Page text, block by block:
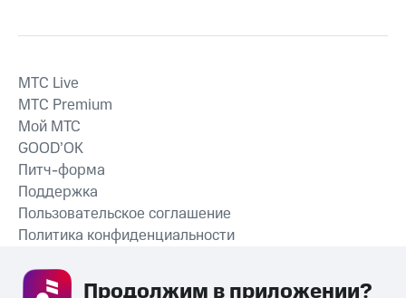
СКАЧАТЬ ПРИЛОЖЕНИЕ
MTС Live
MTС Premium
Мой МТС
GOOD’OK
Питч-форма
Поддержка
Пользовательское соглашение
Политика конфиденциальности